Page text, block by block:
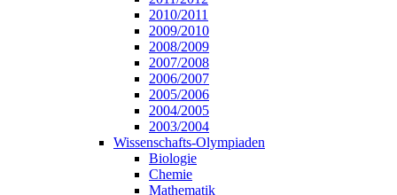
2010/2011
2009/2010
2008/2009
2007/2008
2006/2007
2005/2006
2004/2005
2003/2004
Wissenschafts-Olympiaden
Biologie
Chemie
Mathematik